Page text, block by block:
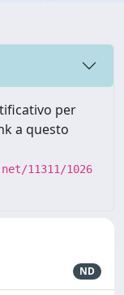
per
a questo
11311/1026
ND